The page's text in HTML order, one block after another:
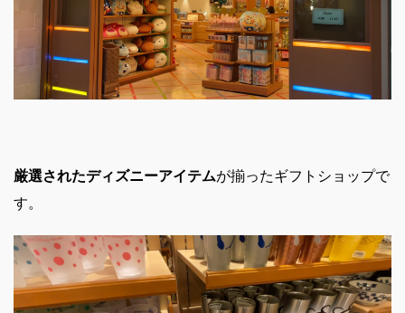
厳選されたディズニーアイテムが揃ったギフトショップで
す。